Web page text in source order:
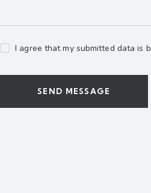
I agree that my submitted data is
SEND MESSAGE